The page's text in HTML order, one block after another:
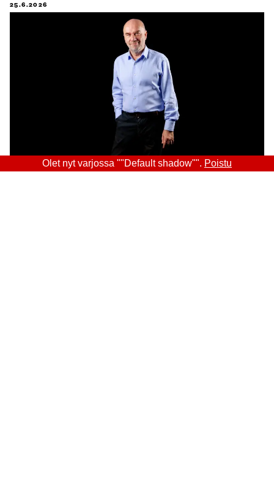
25.6.2026
Olet nyt varjossa ""Default shadow"". Poistu